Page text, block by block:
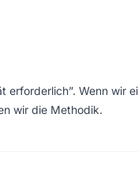
erforderlich”. Wenn wir
wir die Methodik.